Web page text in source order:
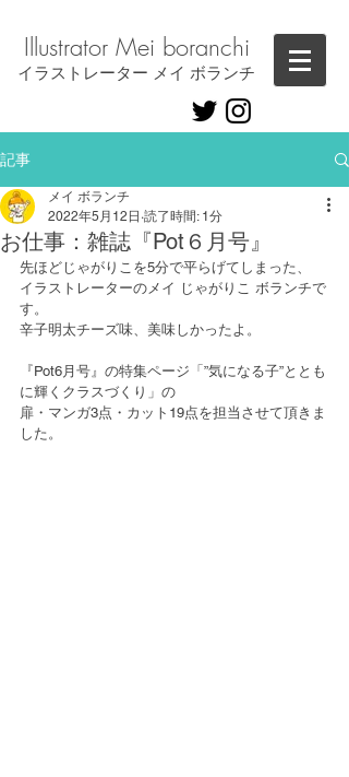
Illustrator ​Mei boranchi
​イラストレーター メイ ボランチ
記事
お仕事：雑誌『Pot６月号』
メイ ボランチ
2022年5月12日 読了時間: 1分
先ほどじゃがりこを5分で平らげてしまった、
イラストレーターのメイ じゃがりこ ボランチで
す。
辛子明太チーズ味、美味しかったよ。
『Pot6月号』の特集ページ「”気になる子”ととも
に輝くクラスづくり」の
扉・マンガ3点・カット19点を担当させて頂きま
した。